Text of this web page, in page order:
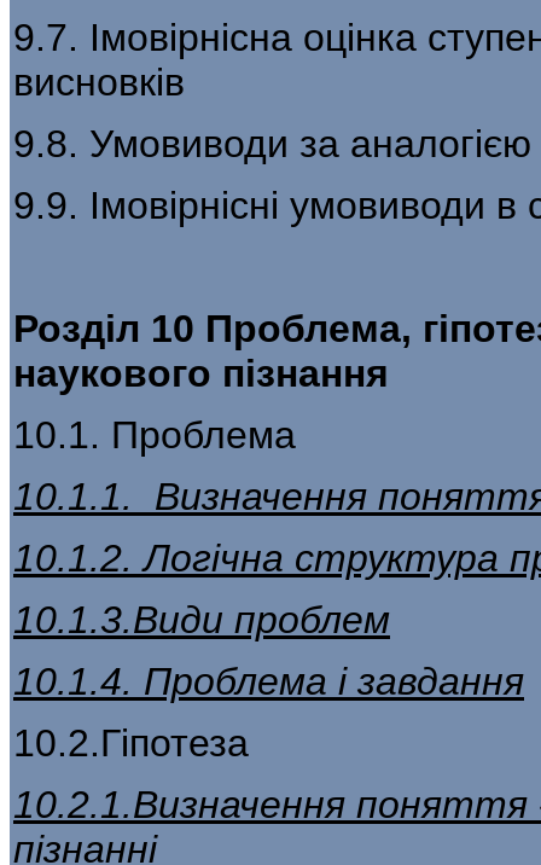
9.7. Імовірнісна оцінка
висновків
9.8. Умовиводи за аналогією
9.9. Імовірнісні умовиводи в
Розділ 10 Проблема,
наукового пізнання
10.1. Проблема
10.1.1. Визначення
10.1.2. Логічна структура
10.1.3.Види проблем
10.1.4. Проблема і завдання
10.2.Гіпотеза
10.2.1.Визначення поняття
пізнанні